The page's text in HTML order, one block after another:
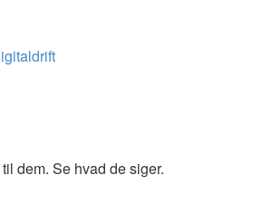
dem. Se hvad de siger.